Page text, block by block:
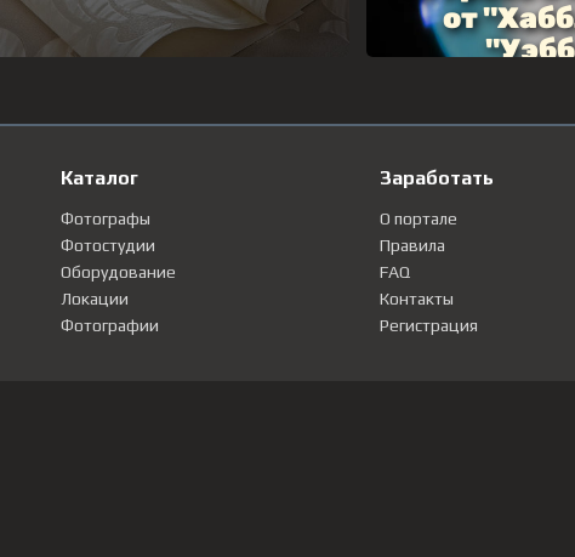
Каталог
Фотографы
Фотостудии
Оборудование
Локации
Фотографии
Заработать
О портале
Правила
FAQ
Контакты
Регистрация